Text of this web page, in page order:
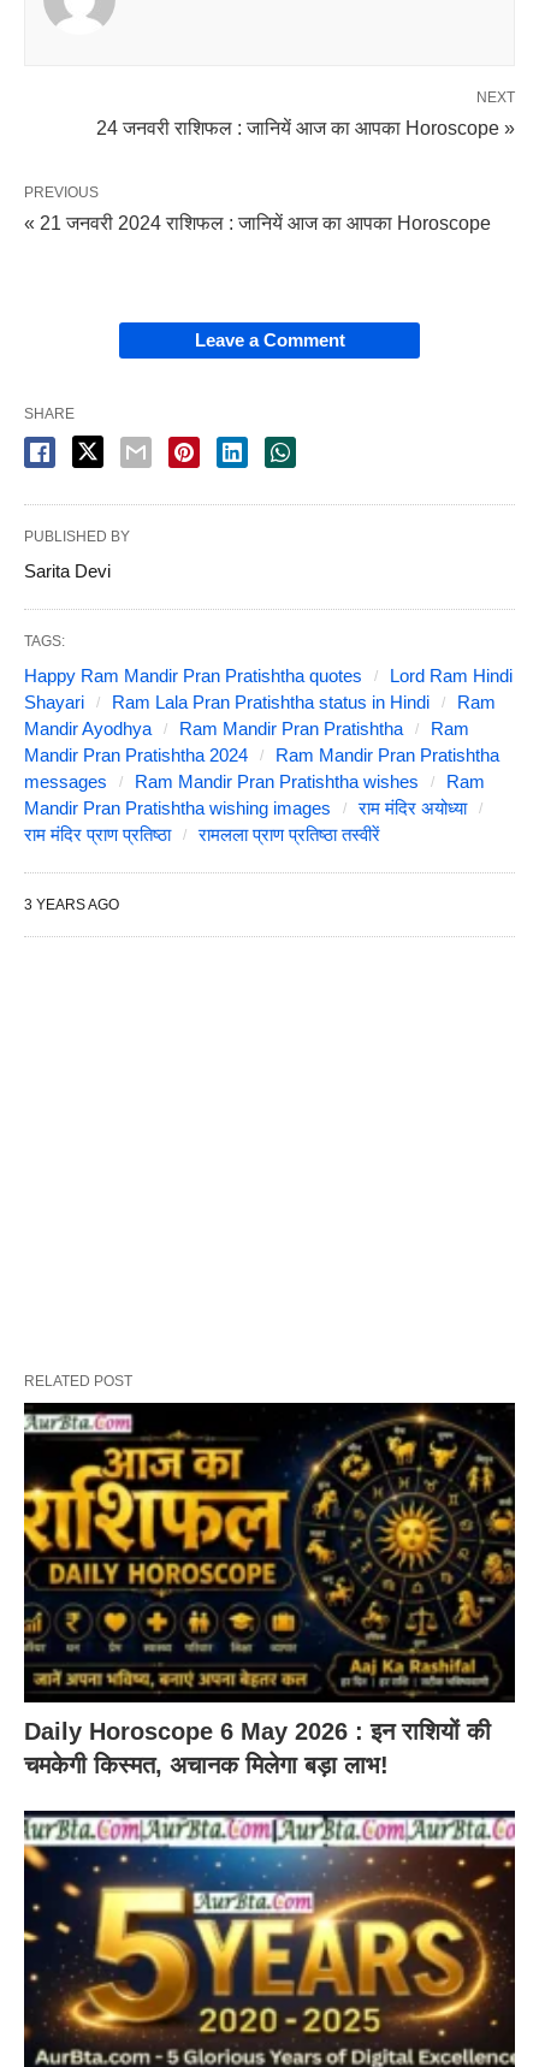
NEXT
24 जनवरी राशिफल : जानियें आज का आपका Horoscope »
PREVIOUS
« 21 जनवरी 2024 राशिफल : जानियें आज का आपका Horoscope
Leave a Comment
SHARE
PUBLISHED BY
Sarita Devi
TAGS:
Happy Ram Mandir Pran Pratishtha quotes
Lord Ram Hindi
Shayari
Ram Lala Pran Pratishtha status in Hindi
Ram
Mandir Ayodhya
Ram Mandir Pran Pratishtha
Ram
Mandir Pran Pratishtha 2024
Ram Mandir Pran Pratishtha
messages
Ram Mandir Pran Pratishtha wishes
Ram
Mandir Pran Pratishtha wishing images
राम मंदिर अयोध्या
राम मंदिर प्राण प्रतिष्ठा
रामलला प्राण प्रतिष्ठा तस्वीरें
3 YEARS AGO
RELATED POST
Daily Horoscope 6 May 2026 : इन राशियों की
चमकेगी किस्मत, अचानक मिलेगा बड़ा लाभ!